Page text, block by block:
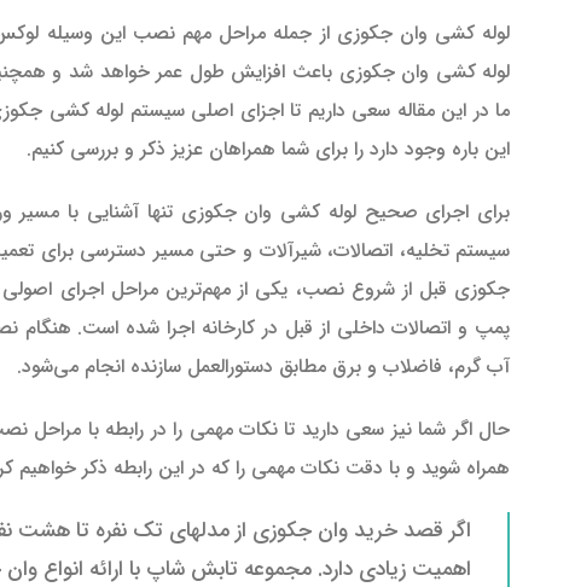
لوله کشی وان جکوزی از جمله مراحل مهم نصب این وسیله
لوله کشی وان جکوزی باعث افزایش طول عمر خواهد شد و
ما در این مقاله سعی داریم تا اجزای اصلی سیستم لوله کشی
این باره وجود دارد را برای شما همراهان عزیز ذکر و بررسی کنیم.
برای اجرای صحیح لوله کشی وان جکوزی تنها آشنایی با
سیستم تخلیه، اتصالات، شیرآلات و حتی مسیر دسترسی برای
جکوزی قبل از شروع نصب، یکی از مهم‌ترین مراحل اجرای
پمپ و اتصالات داخلی از قبل در کارخانه اجرا شده است.
آب گرم، فاضلاب و برق مطابق دستورالعمل سازنده انجام می‌شود.
حال اگر شما نیز سعی دارید تا نکات مهمی را در رابطه با مراحل
همراه شوید و با دقت نکات مهمی را که در این رابطه ذکر خواهیم
اگر قصد خرید وان جکوزی از مدلهای تک نفره تا هشت
اهمیت زیادی دارد. مجموعه تابش شاپ با ارائه انواع